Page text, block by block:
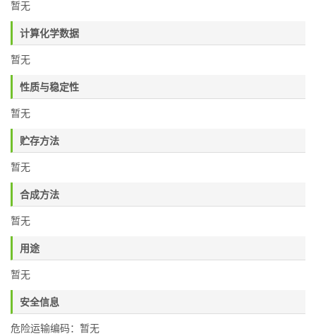
暂无
计算化学数据
暂无
性质与稳定性
暂无
贮存方法
暂无
合成方法
暂无
用途
暂无
安全信息
危险运输编码：暂无